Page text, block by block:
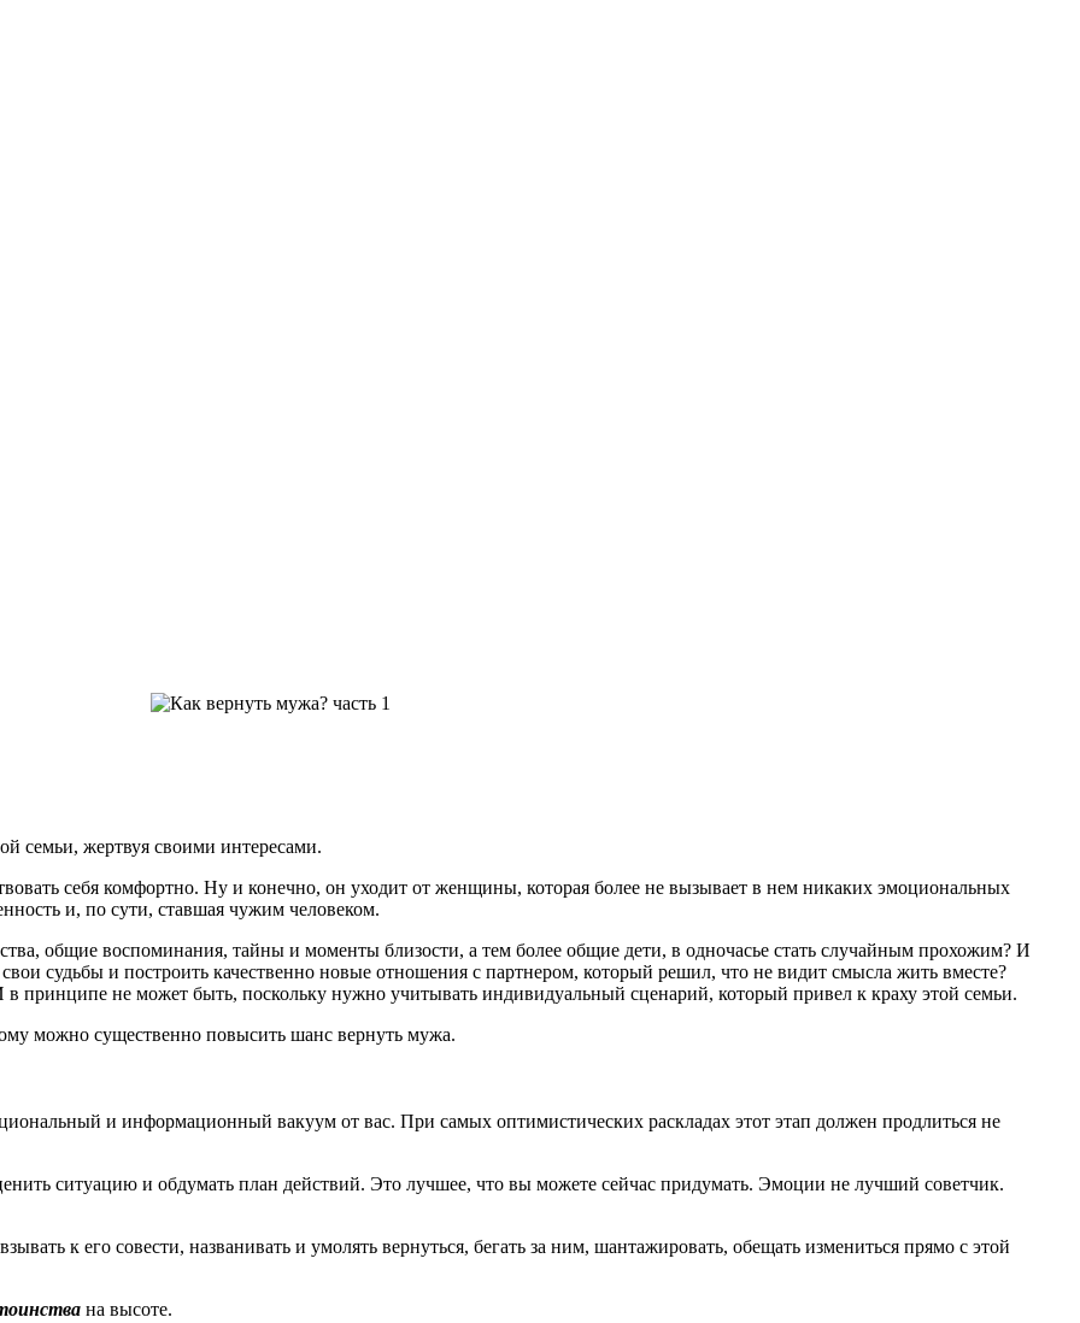
семьи, жертвуя своими интересами.
себя комфортно. Ну и конечно, он уходит от женщины, которая более не вызывает в нем никаких эмоциональных
и, по сути, ставшая чужим человеком.
общие воспоминания, тайны и моменты близости, а тем более общие дети, в одночасье стать случайным прохожим? И
судьбы и построить качественно новые отношения с партнером, который решил, что не видит смысла жить вместе?
в принципе не может быть, поскольку нужно учитывать индивидуальный сценарий, который привел к краху этой семьи.
можно существенно повысить шанс вернуть мужа.
и информационный вакуум от вас. При самых оптимистических раскладах этот этап должен продлиться не
ситуацию и обдумать план действий. Это лучшее, что вы можете сейчас придумать. Эмоции не лучший советчик.
к его совести, названивать и умолять вернуться, бегать за ним, шантажировать, обещать измениться прямо с этой
на высоте.